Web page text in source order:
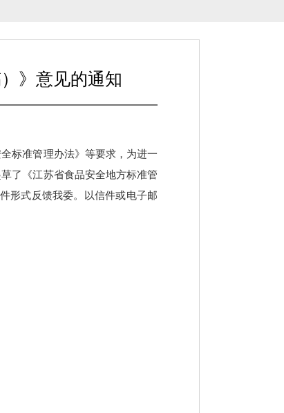
》意见的通知
标准管理办法》等要求，为进一
了《江苏省食品安全地方标准管
形式反馈我委。以信件或电子邮